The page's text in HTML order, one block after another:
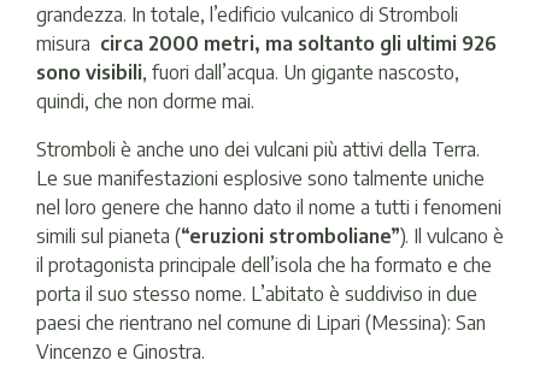
grandezza. In totale, l’edificio vulcanico di Stromboli
misura circa 2000 metri, ma soltanto gli ultimi 926
sono visibili, fuori dall’acqua. Un gigante nascosto,
quindi, che non dorme mai.
Stromboli è anche uno dei vulcani più attivi della Terra.
Le sue manifestazioni esplosive sono talmente uniche
nel loro genere che hanno dato il nome a tutti i fenomeni
simili sul pianeta (“eruzioni stromboliane”). Il vulcano è
il protagonista principale dell’isola che ha formato e che
porta il suo stesso nome. L’abitato è suddiviso in due
paesi che rientrano nel comune di Lipari (Messina): San
Vincenzo e Ginostra.